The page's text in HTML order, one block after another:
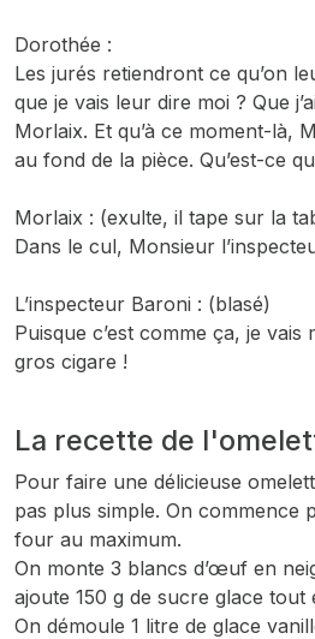
Dorothée :
Les jurés retiendront ce qu’on
que je vais leur dire moi ? Que
Morlaix. Et qu’à ce moment-là,
au fond de la pièce. Qu’est-ce
Morlaix : (exulte, il tape sur la
Dans le cul, Monsieur
L’inspecteur Baroni : (blasé)
Puisque c’est comme ça, je
gros cigare !
La recette de
Pour faire une délicieuse
pas plus simple. On commence
four au maximum.
On monte 3 blancs d’œuf en
ajoute 150 g de sucre glace
On démoule 1 litre de glace